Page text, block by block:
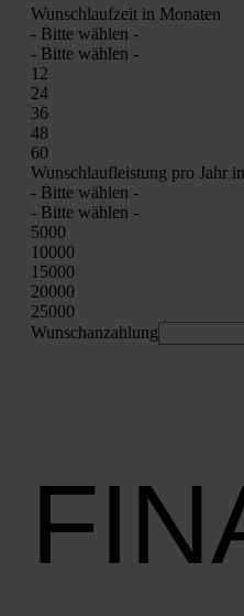
Wunsch­lauf­zeit in Mona­ten
- Bit­te wäh­len -
- Bit­te wäh­len -
12
24
36
48
60
Wunsch­lauf­leis­tung pro Jahr
- Bit­te wäh­len -
- Bit­te wäh­len -
5000
10000
15000
20000
25000
Wunschan­zah­lung